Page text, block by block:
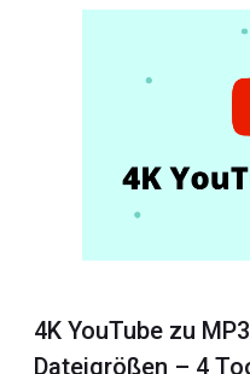
4K YouTube zu
Dateigrößen – 4